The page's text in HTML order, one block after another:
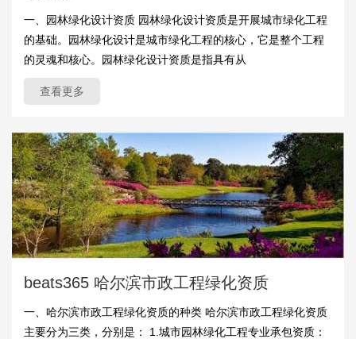
一、园林绿化设计资质 园林绿化设计资质是开展城市绿化工程
的基础。园林绿化设计是城市绿化工程的核心，它是整个工程
的灵魂和核心。园林绿化设计资质是指具有从
查看更多
beats365 哈尔滨市政工程绿化资质
一、哈尔滨市政工程绿化资质的种类 哈尔滨市政工程绿化资质
主要分为三类，分别是： 1.城市园林绿化工程专业承包资质：